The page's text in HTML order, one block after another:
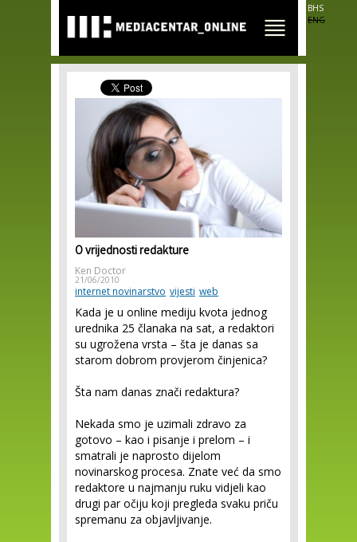
main
content
BHS
ENG
O vrijednosti redakture
Ken Doctor
21/06/2010
internet novinarstvo vijesti web
Kada je u online mediju kvota jednog
urednika 25 članaka na sat, a redaktori
su ugrožena vrsta – šta je danas sa
starom dobrom provjerom činjenica?
Šta nam danas znači redaktura?
Nekada smo je uzimali zdravo za
gotovo – kao i pisanje i prelom – i
smatrali je naprosto dijelom
novinarskog procesa. Znate već da smo
redaktore u najmanju ruku vidjeli kao
drugi par očiju koji pregleda svaku priču
spremanu za objavljivanje.